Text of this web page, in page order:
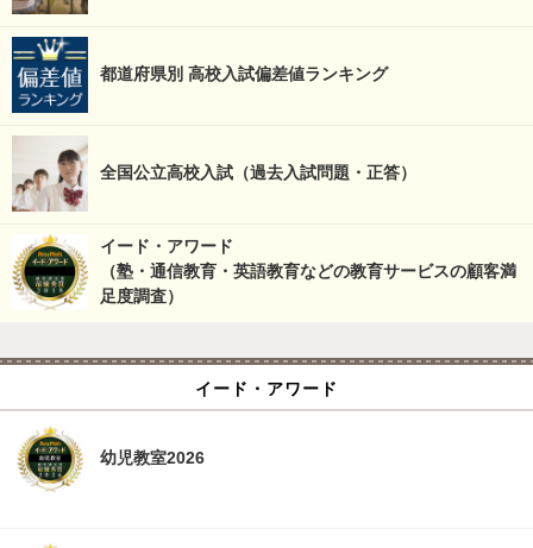
都道府県別 高校入試偏差値ランキング
全国公立高校入試（過去入試問題・正答）
イード・アワード
（塾・通信教育・英語教育などの教育サービスの顧客満
足度調査）
イード・アワード
幼児教室2026